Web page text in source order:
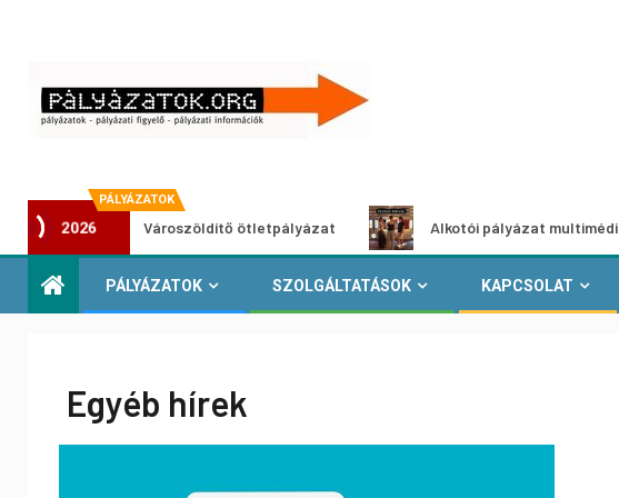
PÁLYÁZATOK
2026
Városzöldítő ötletpályázat Alkotói pályázat multimédia-kiállításhoz
PÁLYÁZATOK SZOLGÁLTATÁSOK KAPCSOLAT
Egyéb hírek